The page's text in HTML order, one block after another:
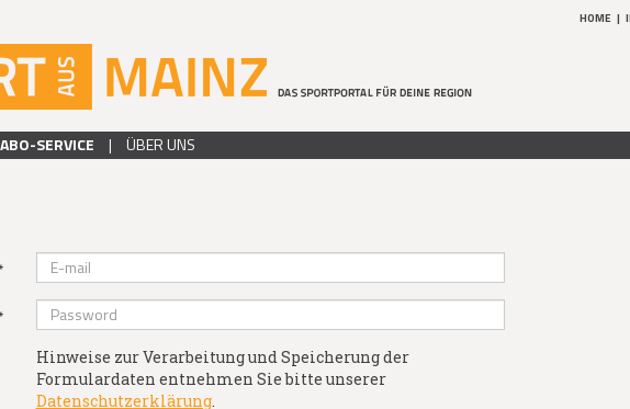
HOME |
ABO-SERVICE | ÜBER UNS
Hinweise zur Verarbeitung und Speicherung der
Formulardaten entnehmen Sie bitte unserer
Datenschutzerklärung.